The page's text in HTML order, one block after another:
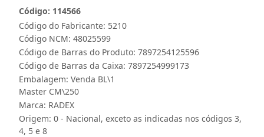
Código do Fabricante: 5210
Código: 114566
Código NCM: 48025599
Código de Barras do Produto: 7897254125596
Código de Barras da Caixa: 7897254999173
Embalagem: Venda BL\1
Master CM\250
Marca: RADEX
Origem: 0 - Nacional, exceto as indicadas nos códigos 3,
4, 5 e 8